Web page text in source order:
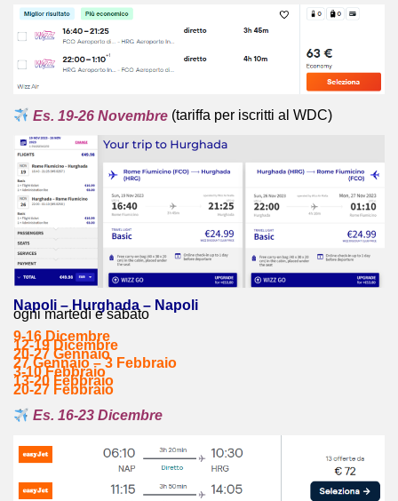
Es. 19-26 Novembre (tariffa per iscritti al WDC)
Napoli – Hurghada – Napoli
ogni martedì e sabato
9-16 Dicembre
12-19 Dicembre
20-27 Gennaio
27 Gennaio – 3 Febbraio
3-10 Febbraio
13-20 Febbraio
20-27 Febbraio
Es. 16-23 Dicembre